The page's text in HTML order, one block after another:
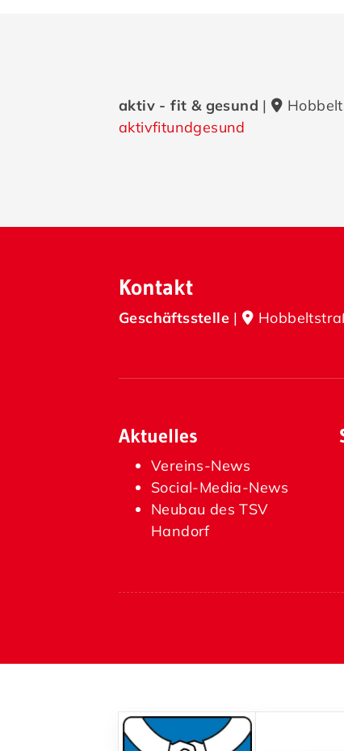
aktiv - fit & gesund |
aktivfitundgesund
Kontakt
Geschäftsstelle |
Aktuelles
Vereins-News
Social-Media-News
Neubau des TSV
Handorf